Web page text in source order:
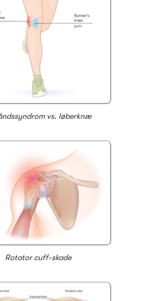
vs. løberknæ
Rotator cuff-skade